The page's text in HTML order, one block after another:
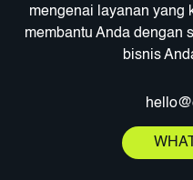
mengenai layanan yang
membantu Anda dengan
bisnis